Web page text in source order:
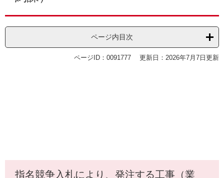
ページ内目次
ページID：0091777 更新日：2026年7月7日更新
指名競争入札により、発注する工事（業